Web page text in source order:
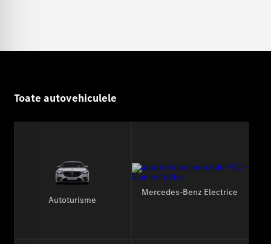
Toate autovehiculele
Autoturisme
Mercedes-Benz Electrice